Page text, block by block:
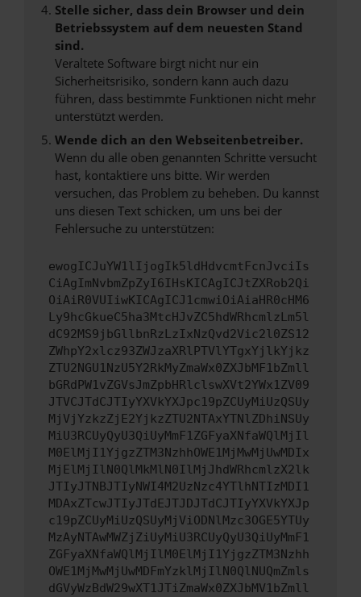
Stelle sicher, dass dein Browser und dein
Betriebssystem auf dem neuesten Stand
sind.
Veraltete Software birgt nicht nur ein
Sicherheitsrisiko, sondern kann auch dazu
führen, dass bestimmte Funktionen nicht mehr
unterstützt werden.
Wende dich an den Webseitenbetreiber.
Wenn du alle oben genannten Schritte versucht
hast, kontaktiere uns bitte. Wir werden
versuchen, das Problem zu beheben. Du kannst
uns diesen Text schicken, um uns bei der
Fehlersuche zu unterstützen:
ewogICJuYW1lIjogIk5ldHdvcmtFcnJvciIs
CiAgImNvbmZpZyI6IHsKICAgICJtZXRob2Qi
OiAiR0VUIiwKICAgICJ1cmwiOiAiaHR0cHM6
Ly9hcGkueC5ha3MtcHJvZC5hdWRhcmlzLm5l
dC92MS9jbGllbnRzLzIxNzQvd2Vic2l0ZS12
ZWhpY2xlcz93ZWJzaXRlPTVlYTgxYjlkYjkz
ZTU2NGU1NzU5Y2RkMyZmaWx0ZXJbMF1bZmll
bGRdPW1vZGVsJmZpbHRlclswXVt2YWx1ZV09
JTVCJTdCJTIyYXVkYXJpc19pZCUyMiUzQSUy
MjVjYzkzZjE2YjkzZTU2NTAxYTNlZDhiNSUy
MiU3RCUyQyU3QiUyMmF1ZGFyaXNfaWQlMjIl
M0ElMjI1YjgzZTM3NzhhOWE1MjMwMjUwMDIx
MjElMjIlN0QlMkMlN0IlMjJhdWRhcmlzX2lk
JTIyJTNBJTIyNWI4M2UzNzc4YTlhNTIzMDI1
MDAxZTcwJTIyJTdEJTJDJTdCJTIyYXVkYXJp
c19pZCUyMiUzQSUyMjViODNlMzc3OGE5YTUy
MzAyNTAwMWZjZiUyMiU3RCUyQyU3QiUyMmF1
ZGFyaXNfaWQlMjIlM0ElMjI1YjgzZTM3Nzhh
OWE1MjMwMjUwMDFmYzklMjIlN0QlNUQmZmls
dGVyWzBdW29wXT1JTiZmaWx0ZXJbMV1bZmll